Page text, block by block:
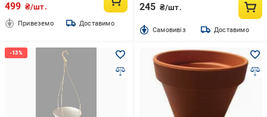
499 ₴/шт.
Привеземо Доставимо
245 ₴/шт.
Cамовивіз Доставимо